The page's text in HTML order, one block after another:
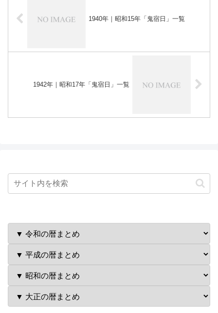
1940年｜昭和15年「鬼宿日」一覧
1942年｜昭和17年「鬼宿日」一覧